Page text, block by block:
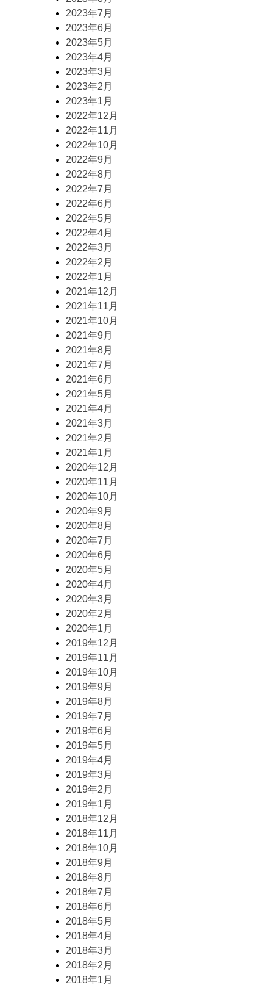
2023年7月
2023年6月
2023年5月
2023年4月
2023年3月
2023年2月
2023年1月
2022年12月
2022年11月
2022年10月
2022年9月
2022年8月
2022年7月
2022年6月
2022年5月
2022年4月
2022年3月
2022年2月
2022年1月
2021年12月
2021年11月
2021年10月
2021年9月
2021年8月
2021年7月
2021年6月
2021年5月
2021年4月
2021年3月
2021年2月
2021年1月
2020年12月
2020年11月
2020年10月
2020年9月
2020年8月
2020年7月
2020年6月
2020年5月
2020年4月
2020年3月
2020年2月
2020年1月
2019年12月
2019年11月
2019年10月
2019年9月
2019年8月
2019年7月
2019年6月
2019年5月
2019年4月
2019年3月
2019年2月
2019年1月
2018年12月
2018年11月
2018年10月
2018年9月
2018年8月
2018年7月
2018年6月
2018年5月
2018年4月
2018年3月
2018年2月
2018年1月